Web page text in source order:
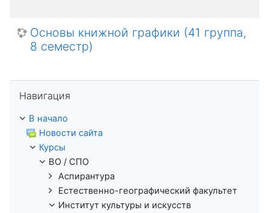
Основы книжной графики (41 группа,
8 семестр)
Навигация
В начало
Новости сайта
Курсы
ВО / СПО
Аспирантура
Естественно-географический факультет
Институт культуры и искусств